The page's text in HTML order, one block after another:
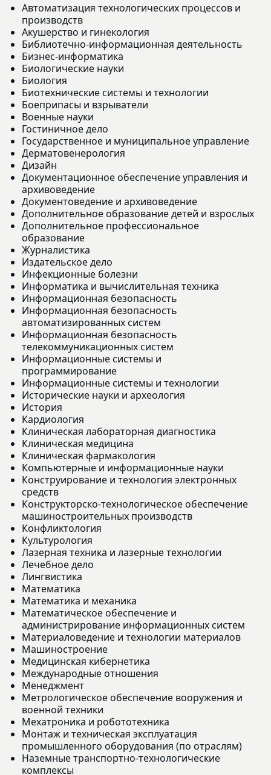
Автоматизация технологических процессов и
производств
Акушерство и гинекология
Библиотечно-информационная деятельность
Бизнес-информатика
Биологические науки
Биология
Биотехнические системы и технологии
Боеприпасы и взрыватели
Военные науки
Гостиничное дело
Государственное и муниципальное управление
Дерматовенерология
Дизайн
Документационное обеспечение управления и
архивоведение
Документоведение и архивоведение
Дополнительное образование детей и взрослых
Дополнительное профессиональное
образование
Журналистика
Издательское дело
Инфекционные болезни
Информатика и вычислительная техника
Информационная безопасность
Информационная безопасность
автоматизированных систем
Информационная безопасность
телекоммуникационных систем
Информационные системы и
программирование
Информационные системы и технологии
Исторические науки и археология
История
Кардиология
Клиническая лабораторная диагностика
Клиническая медицина
Клиническая фармакология
Компьютерные и информационные науки
Конструирование и технология электронных
средств
Конструкторско-технологическое обеспечение
машиностроительных производств
Конфликтология
Культурология
Лазерная техника и лазерные технологии
Лечебное дело
Лингвистика
Математика
Математика и механика
Математическое обеспечение и
администрирование информационных систем
Материаловедение и технологии материалов
Машиностроение
Медицинская кибернетика
Международные отношения
Менеджмент
Метрологическое обеспечение вооружения и
военной техники
Мехатроника и робототехника
Монтаж и техническая эксплуатация
промышленного оборудования (по отраслям)
Наземные транспортно-технологические
комплексы